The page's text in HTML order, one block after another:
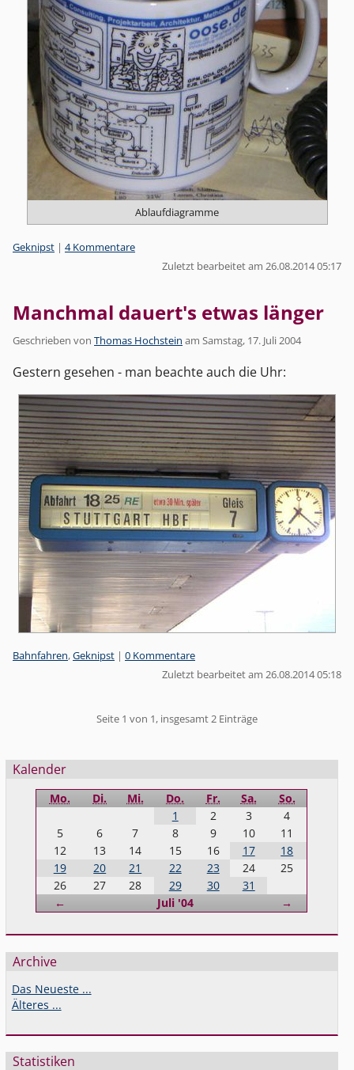
Ablaufdiagramme
Kategorien:
Geknipst | 4 Kommentare
Zuletzt bearbeitet am 26.08.2014 05:17
Manchmal dauert's etwas länger
Geschrieben von Thomas Hochstein am Samstag, 17. Juli 2004
Gestern gesehen - man beachte auch die Uhr:
Kategorien:
Bahnfahren,Geknipst | 0 Kommentare
Zuletzt bearbeitet am 26.08.2014 05:18
Seite 1 von 1, insgesamt 2 Einträge
Seitenleiste
Kalender
Mo. Di. Mi. Do. Fr. Sa. So.
← Juli '04 Vorwärts
→
1 2 3
4
5
6 7 8 9 10
11
12
13 14 15 16 17
18
19
20 21 22 23 24
25
26
27 28 29 30 31
Archive
Das Neueste ...
Älteres ...
Statistiken